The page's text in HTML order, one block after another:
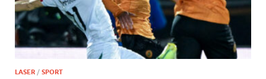
LASER / SPORT